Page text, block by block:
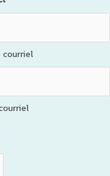
courriel